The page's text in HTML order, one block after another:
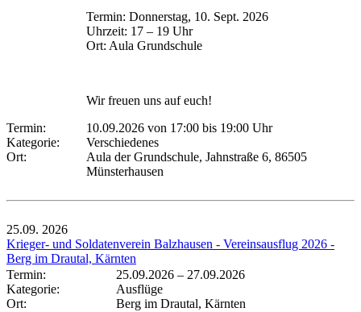
Termin: Donnerstag, 10. Sept. 2026
Uhrzeit: 17 – 19 Uhr
Ort: Aula Grundschule
Wir freuen uns auf euch!
Termin:
10.09.2026 von 17:00 bis 19:00 Uhr
Kategorie:
Verschiedenes
Ort:
Aula der Grundschule, Jahnstraße 6, 86505
Münsterhausen
25.09. 2026
Krieger- und Soldatenverein Balzhausen - Vereinsausflug 2026 -
Berg im Drautal, Kärnten
Termin:
25.09.2026 – 27.09.2026
Kategorie:
Ausflüge
Ort:
Berg im Drautal, Kärnten